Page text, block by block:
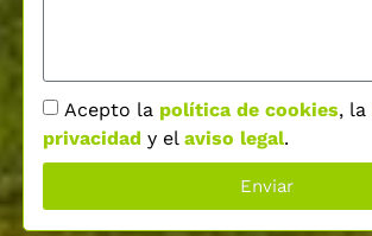
Acepto la política de cookies, la
privacidad y el aviso legal.
Enviar